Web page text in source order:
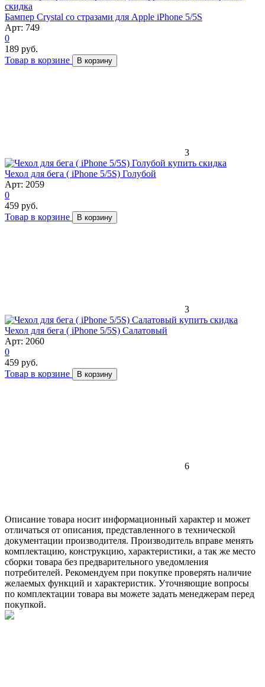
скидка
Бампер Crystal со стразами для Apple iPhone 5/5S
Арт: 749
0
189 руб.
Товар в корзине
В корзину
3
скидка
Чехол для бега ( iPhone 5/5S) Голубой
Арт: 2059
0
459 руб.
Товар в корзине
В корзину
3
скидка
Чехол для бега ( iPhone 5/5S) Салатовый
Арт: 2060
0
459 руб.
Товар в корзине
В корзину
6
Описание товара носит информационный характер и может
отличаться от описания, представленного в технической
документации производителя. Производитель вправе менять
комплектацию, конструкцию, характеристики, а так же место
сборки товара без предварительного уведомления
потребителей. Рекомендуем при покупке проверять наличие
желаемых функций и характеристик. Уточняющие вопросы
по комплектации товара вы можете задать менеджерам перед
покупкой.